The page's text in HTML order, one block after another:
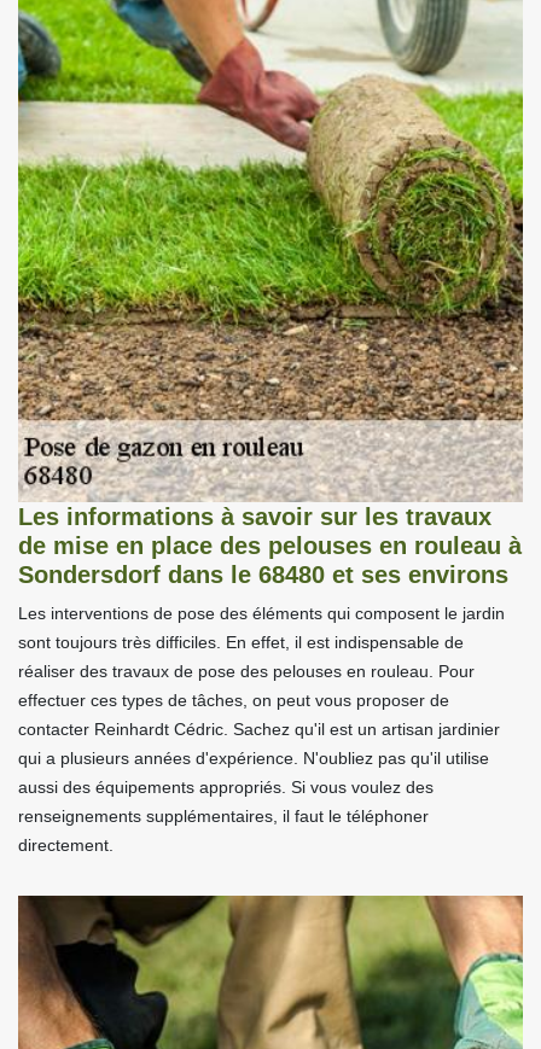
Les informations à savoir sur les travaux
de mise en place des pelouses en rouleau à
Sondersdorf dans le 68480 et ses environs
Les interventions de pose des éléments qui composent le jardin
sont toujours très difficiles. En effet, il est indispensable de
réaliser des travaux de pose des pelouses en rouleau. Pour
effectuer ces types de tâches, on peut vous proposer de
contacter Reinhardt Cédric. Sachez qu'il est un artisan jardinier
qui a plusieurs années d'expérience. N'oubliez pas qu'il utilise
aussi des équipements appropriés. Si vous voulez des
renseignements supplémentaires, il faut le téléphoner
directement.